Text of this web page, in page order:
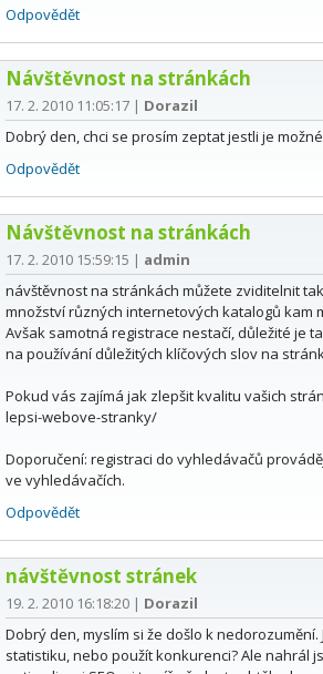
Odpovědět
Návštěvnost na stránkách
17. 2. 2010 11:05:17 | Dorazil
Dobrý den, chci se prosím zeptat jestli je
Odpovědět
Návštěvnost na stránkách
17. 2. 2010 15:59:15 | admin
návštěvnost na stránkách můžete zviditelnit
množství různých internetových katalogů kam
Avšak samotná registrace nestačí, důležité je
na používání důležitých klíčových slov na
Pokud vás zajímá jak zlepšit kvalitu vašich
lepsi-webove-stranky/
Doporučení: registraci do vyhledávačů
ve vyhledávačích.
Odpovědět
návštěvnost stránek
19. 2. 2010 16:18:20 | Dorazil
Dobrý den, myslím si že došlo k
statistiku, nebo použít konkurenci? Ale nahrál